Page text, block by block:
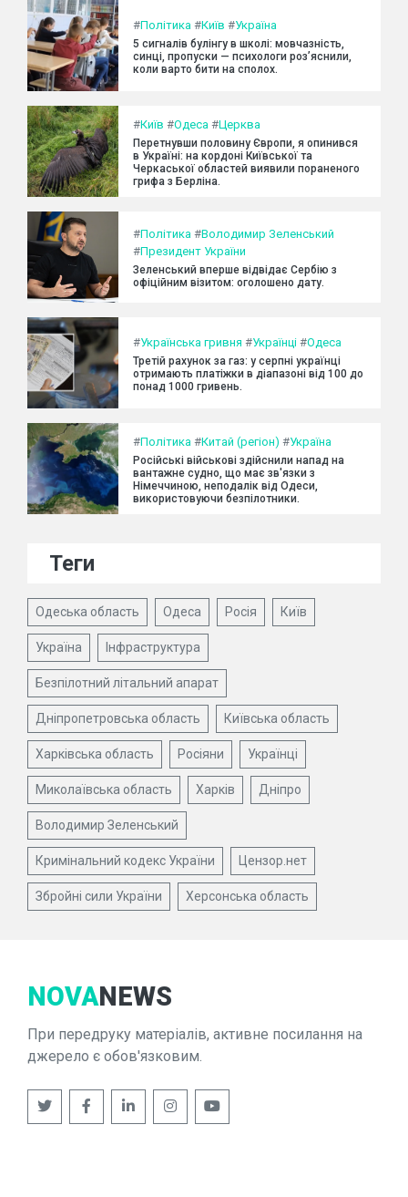
#Політика #Київ #Україна
5 сигналів булінгу в школі: мовчазність,
синці, пропуски — психологи роз’яснили,
коли варто бити на сполох.
#Київ #Одеса #Церква
Перетнувши половину Європи, я опинився
в Україні: на кордоні Київської та
Черкаської областей виявили пораненого
грифа з Берліна.
#Політика #Володимир Зеленський
#Президент України
Зеленський вперше відвідає Сербію з
офіційним візитом: оголошено дату.
#Українська гривня #Українці #Одеса
Третій рахунок за газ: у серпні українці
отримають платіжки в діапазоні від 100 до
понад 1000 гривень.
#Політика #Китай (регіон) #Україна
Російські військові здійснили напад на
вантажне судно, що має зв'язки з
Німеччиною, неподалік від Одеси,
використовуючи безпілотники.
Теги
Одеська область Одеса Росія Київ
Україна Інфраструктура
Безпілотний літальний апарат
Дніпропетровська область Київська область
Харківська область Росіяни Українці
Миколаївська область Харків Дніпро
Володимир Зеленський
Кримінальний кодекс України Цензор.нет
Збройні сили України Херсонська область
NOVANEWS
При передруку матеріалів, активне посилання на
джерело є обов'язковим.